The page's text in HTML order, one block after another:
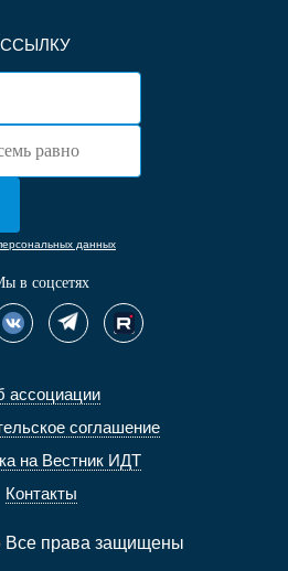
ассоциации
соглашение
на Вестник ИДТ
Контакты
Все права защищены
данных
в соцсетях